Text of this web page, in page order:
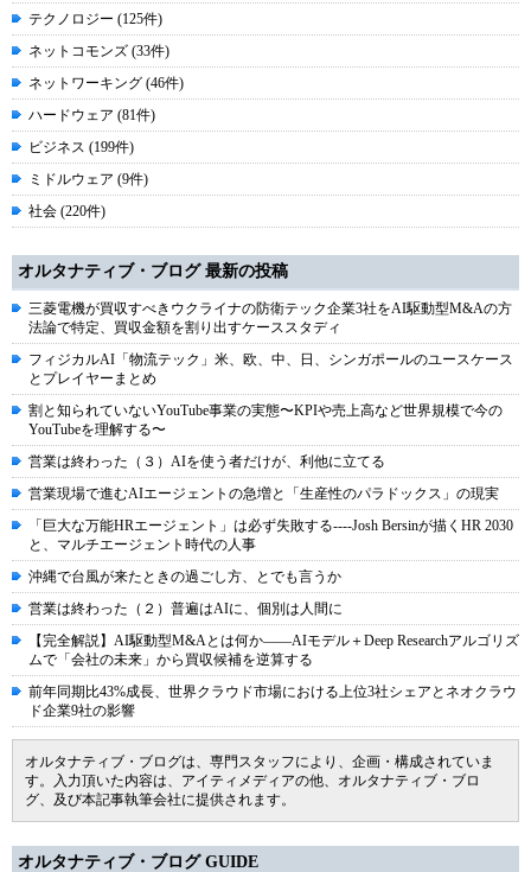
テクノロジー (125件)
ネットコモンズ (33件)
ネットワーキング (46件)
ハードウェア (81件)
ビジネス (199件)
ミドルウェア (9件)
社会 (220件)
オルタナティブ・ブログ 最新の投稿
三菱電機が買収すべきウクライナの防衛テック企業3社をAI駆動型M&Aの方
法論で特定、買収金額を割り出すケーススタディ
フィジカルAI「物流テック」米、欧、中、日、シンガポールのユースケース
とプレイヤーまとめ
割と知られていないYouTube事業の実態〜KPIや売上高など世界規模で今の
YouTubeを理解する〜
営業は終わった（３）AIを使う者だけが、利他に立てる
営業現場で進むAIエージェントの急増と「生産性のパラドックス」の現実
「巨大な万能HRエージェント」は必ず失敗する----Josh Bersinが描くHR 2030
と、マルチエージェント時代の人事
沖縄で台風が来たときの過ごし方、とでも言うか
営業は終わった（２）普遍はAIに、個別は人間に
【完全解説】AI駆動型M&Aとは何か――AIモデル＋Deep Researchアルゴリズ
ムで「会社の未来」から買収候補を逆算する
前年同期比43%成長、世界クラウド市場における上位3社シェアとネオクラウ
ド企業9社の影響
オルタナティブ・ブログは、専門スタッフにより、企画・構成されていま
す。入力頂いた内容は、アイティメディアの他、オルタナティブ・ブロ
グ、及び本記事執筆会社に提供されます。
オルタナティブ・ブログ GUIDE